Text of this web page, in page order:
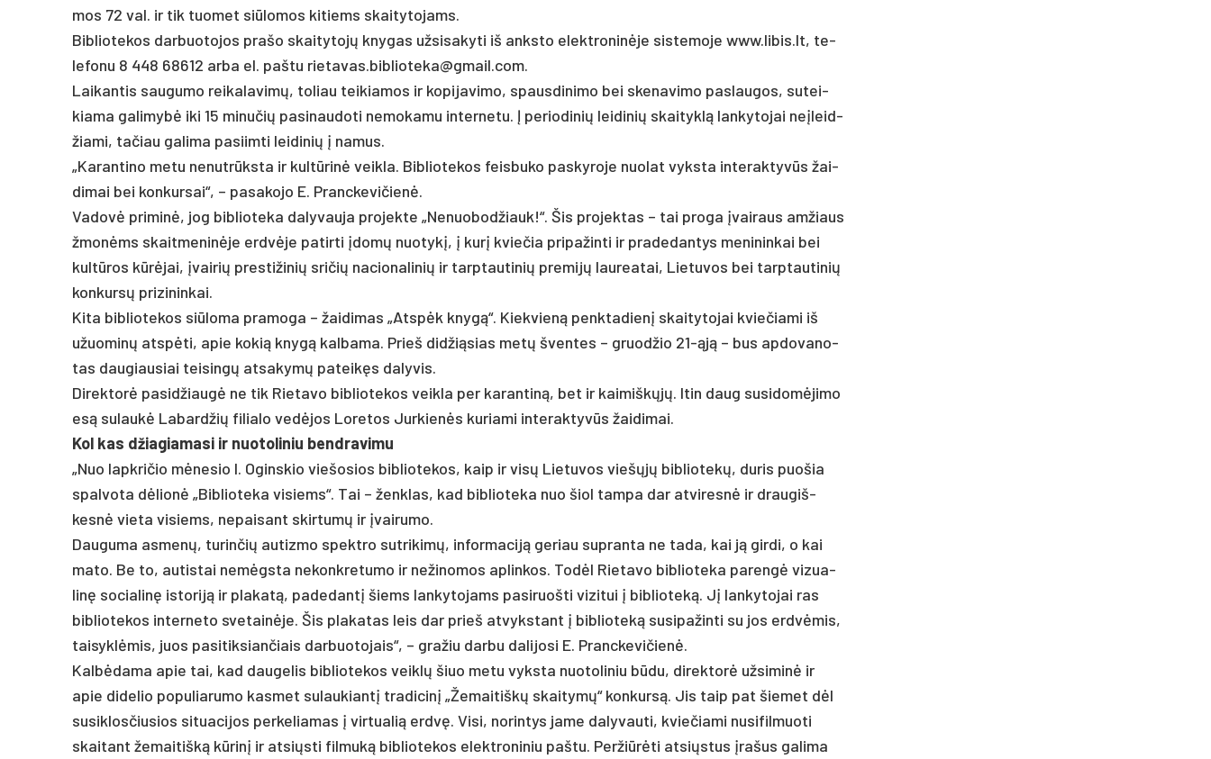
mos 72 val. ir tik tuo­met siū­lo­mos ki­tiems skai­ty­to­jams.
Bib­lio­te­kos dar­buo­to­jos pra­šo skai­ty­tojų kny­gas už­si­sa­ky­ti iš anks­to elekt­ro­ninė­je sis­te­mo­je www.li­bis.lt, te­
le­fo­nu 8 448 68612 ar­ba el. pa­štu rie­ta­vas.biblioteka@gmail.com.
Lai­kan­tis sau­gu­mo rei­ka­la­vimų, to­liau tei­kia­mos ir ko­pi­ja­vi­mo, spaus­di­ni­mo bei ske­na­vi­mo pa­slau­gos, su­tei­
kia­ma ga­li­mybė iki 15 mi­nu­čių pa­si­nau­do­ti ne­mo­ka­mu in­ter­ne­tu. Į pe­rio­di­nių lei­di­nių skai­tyklą lan­ky­to­jai ne­įleid­
žia­mi, ta­čiau ga­li­ma pa­siim­ti lei­di­nių į na­mus.
„Ka­ran­ti­no me­tu ne­nutrūks­ta ir kultū­rinė veik­la. Bib­lio­te­kos feis­bu­ko pa­sky­ro­je nuo­lat vyks­ta in­te­rak­tyvūs žai­
di­mai bei kon­kur­sai“, – pa­sa­ko­jo E. Pranc­ke­vi­čienė.
Va­dovė pri­minė, jog bib­lio­te­ka da­ly­vau­ja pro­jek­te „Ne­nuo­bod­žiauk!“. Šis pro­jek­tas – tai pro­ga įvai­raus am­žiaus
žmonėms skait­me­ninė­je erdvė­je pa­tir­ti įdomų nuo­tykį, į kurį kvie­čia pri­pa­žin­ti ir pra­de­dan­tys me­ni­nin­kai bei
kultū­ros kūrėjai, įvai­rių pres­ti­ži­nių sri­čių na­cio­na­li­nių ir tarp­tau­ti­nių pre­mijų lau­rea­tai, Lie­tu­vos bei tarp­tau­ti­nių
kon­kursų pri­zi­nin­kai.
Ki­ta bib­lio­te­kos siū­lo­ma pra­mo­ga – žai­di­mas „Atspėk knygą“. Kiek­vieną penk­ta­dienį skai­ty­to­jai kvie­čia­mi iš
užuo­minų at­spėti, apie ko­kią knygą kal­ba­ma. Prieš did­žią­sias metų šven­tes – gruod­žio 21-ąją – bus ap­do­va­no­
tas dau­giau­siai tei­singų at­sa­kymų pa­teikęs da­ly­vis.
Di­rek­torė pa­si­džiaugė ne tik Rie­ta­vo bib­lio­te­kos veik­la per ka­ran­tiną, bet ir kai­miškųjų. Itin daug su­si­domė­ji­mo
esą su­laukė La­bard­žių fi­lia­lo vedė­jos Lo­re­tos Jur­kienės ku­ria­mi in­te­rak­tyvūs žai­di­mai.
Kol kas džia­gia­ma­si ir nuo­to­li­niu bend­ra­vi­mu
„Nuo lapk­ri­čio mėne­sio I. Ogins­kio vie­šo­sios bib­lio­te­kos, kaip ir visų Lie­tu­vos viešųjų bib­lio­tekų, du­ris puo­šia
spal­vo­ta dėlionė „Bib­lio­te­ka vi­siems“. Tai – ženk­las, kad bib­lio­te­ka nuo šiol tam­pa dar at­vi­resnė ir drau­giš­
kesnė vie­ta vi­siems, ne­pai­sant skir­tumų ir įvai­ru­mo.
Dau­gu­ma as­menų, tu­rin­čių au­tiz­mo spekt­ro su­tri­kimų, in­for­ma­ciją ge­riau su­pran­ta ne ta­da, kai ją gir­di, o kai
ma­to. Be to, au­tis­tai nemėgs­ta ne­konk­re­tu­mo ir ne­ži­no­mos ap­lin­kos. Todėl Rie­ta­vo bib­lio­te­ka pa­rengė vi­zua­
linę so­cia­linę is­to­riją ir pla­katą, pa­de­dantį šiems lan­ky­to­jams pa­si­ruoš­ti vi­zi­tui į bib­lio­teką. Jį lan­ky­to­jai ras
bib­lio­te­kos in­ter­ne­to sve­tainė­je. Šis pla­ka­tas leis dar prie­š at­vyks­tant į bib­lio­teką su­si­pa­žin­ti su jos erdvė­mis,
tai­syklė­mis, juos pa­si­tik­sian­čiais dar­buo­to­jais“, – gra­žiu dar­bu da­li­jo­si E. Pranc­ke­vi­čienė.
Kalbė­da­ma apie tai, kad dau­ge­lis bib­lio­te­kos veiklų šiuo me­tu vyks­ta nuo­to­li­niu būdu, di­rek­torė už­si­minė ir
apie di­de­lio po­pu­lia­ru­mo kas­met su­lau­kiantį tra­di­cinį „Že­mai­tiškų skai­tymų“ kon­kursą. Jis taip pat šie­met dėl
su­si­klos­čiu­sios si­tua­ci­jos per­ke­lia­mas į vir­tua­lią erdvę. Vi­si, no­rin­tys ja­me da­ly­vau­ti, kvie­čia­mi nu­si­fil­muo­ti
skai­tant že­mai­tišką kūrinį ir at­si­ųsti fil­muką bib­lio­te­kos elekt­ro­ni­niu pa­štu. Per­žiūrė­ti at­si­ųstus įra­šus ga­li­ma